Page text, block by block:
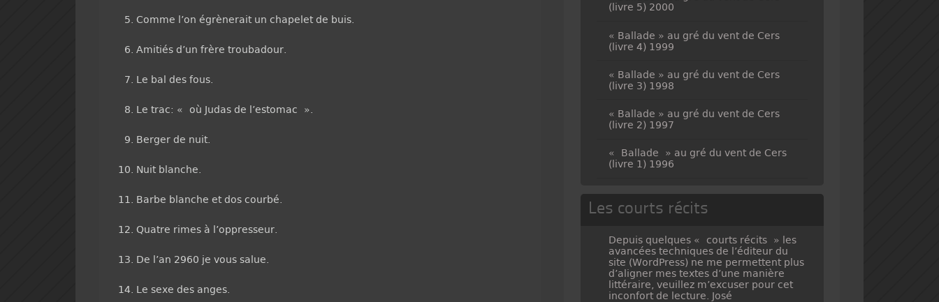
Comme l’on égrènerait un chapelet de buis.
Amitiés d’un frère troubadour.
Le bal des fous.
Le trac: « où Judas de l’estomac ».
Berger de nuit.
Nuit blanche.
Barbe blanche et dos courbé.
Quatre rimes à l’oppresseur.
De l’an 2960 je vous salue.
Le sexe des anges.
(livre 5) 2000
« Ballade » au gré du vent de Cers
(livre 4) 1999
« Ballade » au gré du vent de Cers
(livre 3) 1998
« Ballade » au gré du vent de Cers
(livre 2) 1997
« Ballade » au gré du vent de Cers
(livre 1) 1996
Les courts récits
Depuis quelques « courts récits » les
avancées techniques de l’éditeur du
site (WordPress) ne me permettent plus
d’aligner mes textes d’une manière
littéraire, veuillez m’excuser pour cet
inconfort de lecture. José